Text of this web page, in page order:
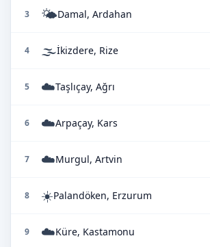
3 🌤️Damal, Ardahan
4 🌫️İkizdere, Rize
5 ☁️Taşlıçay, Ağrı
6 ☁️Arpaçay, Kars
7 ☁️Murgul, Artvin
8 ☀️Palandöken, Erzurum
9 ☁️Küre, Kastamonu